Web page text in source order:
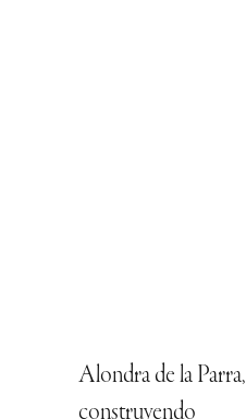
Alondra de la Parra,
construyendo